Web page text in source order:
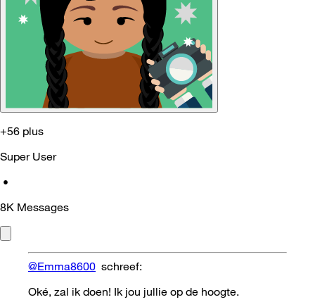
+56 plus
Super User
•
8K Messages
@Emma8600 schreef:
Oké, zal ik doen! Ik jou jullie op de hoogte.